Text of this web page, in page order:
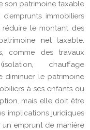
son patrimoine taxable
immobiliers
le montant des
net taxable.
comme des travaux
chauffage
diminuer le patrimoine
à ses enfants ou
mais elle doit être
implications juridiques
un emprunt de manière